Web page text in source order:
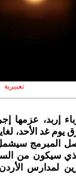
تعبيرية
إربد، عزمها
غد الأحد،
المبرمج
سيكون من
لمدارس الأردن